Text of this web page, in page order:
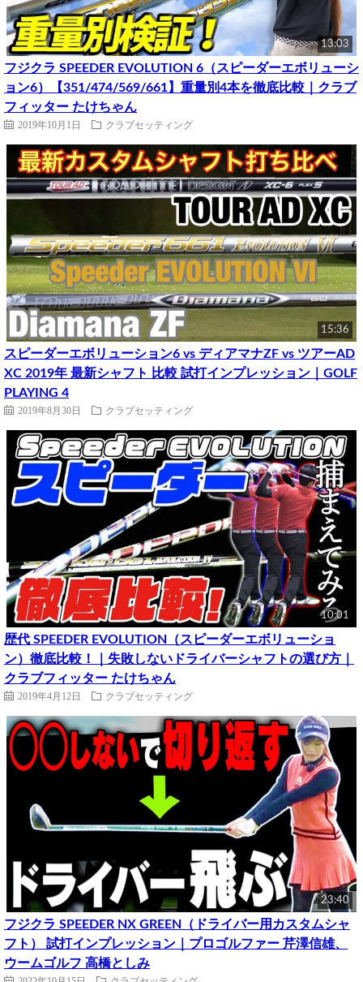
13:03
フジクラ SPEEDER EVOLUTION 6（スピーダーエボリューシ
ョン6）【351/474/569/661】重量別4本を徹底比較｜クラブ
フィッター たけちゃん
2019年10月1日 クラブセッティング
15:36
スピーダーエボリューション6 vs ディアマナZF vs ツアーAD
XC 2019年 最新シャフト 比較 試打インプレッション｜GOLF
PLAYING 4
2019年8月30日 クラブセッティング
10:01
歴代 SPEEDER EVOLUTION（スピーダーエボリューショ
ン）徹底比較！｜失敗しないドライバーシャフトの選び方｜
クラブフィッター たけちゃん
2019年4月12日 クラブセッティング
23:40
フジクラ SPEEDER NX GREEN（ドライバー用カスタムシャ
フト） 試打インプレッション｜プロゴルファー 芹澤信雄、
ウームゴルフ 高橋としみ